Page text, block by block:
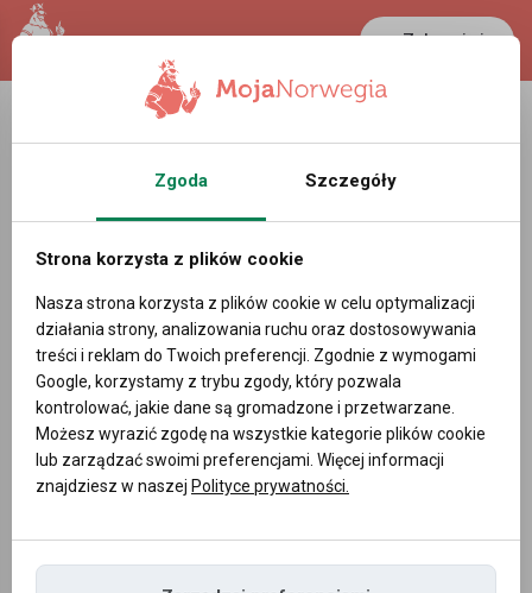
Zaloguj się
Zgoda Szczegóły
Strona korzysta z plików cookie
Nasza strona korzysta z plików cookie w celu optymalizacji
działania strony, analizowania ruchu oraz dostosowywania
treści i reklam do Twoich preferencji. Zgodnie z wymogami
Google, korzystamy z trybu zgody, który pozwala
kontrolować, jakie dane są gromadzone i przetwarzane.
Możesz wyrazić zgodę na wszystkie kategorie plików cookie
lub zarządzać swoimi preferencjami. Więcej informacji
znajdziesz w naszej Polityce prywatności.